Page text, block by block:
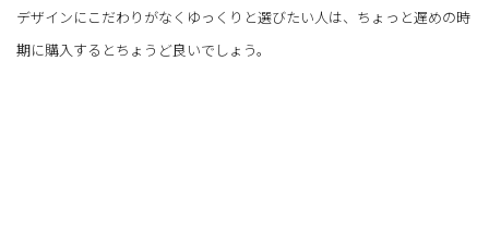
デザインにこだわりがなくゆっくりと選びたい人は、ちょっと遅めの時
期に購入するとちょうど良いでしょう。